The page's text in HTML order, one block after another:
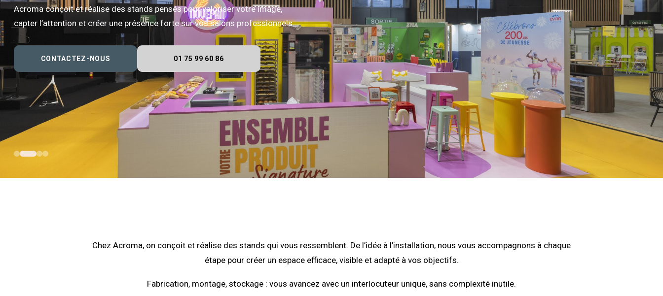
Acroma conçoit et réalise des stands pensés pour valoriser votre image,
capter l’attention et créer une présence forte sur vos salons professionnels.
CONTACTEZ-NOUS 01 75 99 60 86
Chez Acroma, on conçoit et réalise des stands qui vous ressemblent. De l’idée à l’installation, nous vous accompagnons à chaque
étape pour créer un espace efficace, visible et adapté à vos objectifs.
Fabrication, montage, stockage : vous avancez avec un interlocuteur unique, sans complexité inutile.